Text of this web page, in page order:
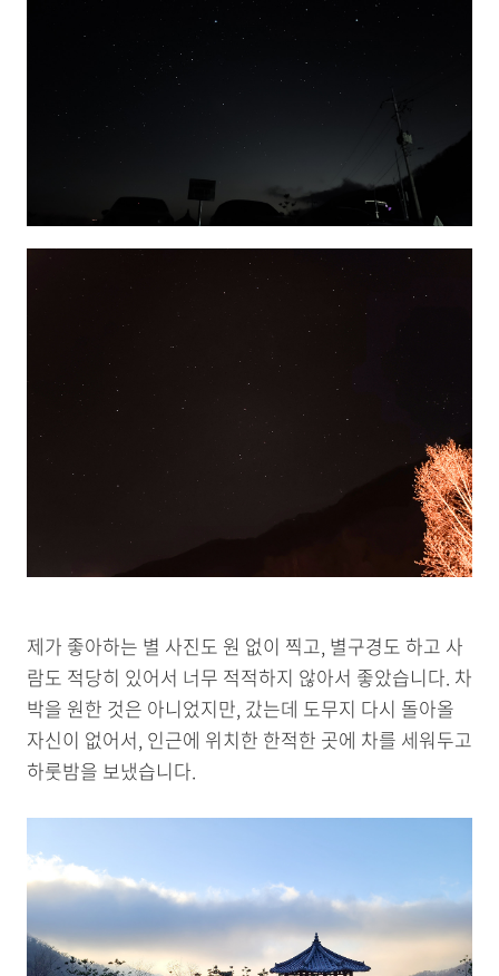
제가 좋아하는 별 사진도 원 없이 찍고, 별구경도 하고 사
람도 적당히 있어서 너무 적적하지 않아서 좋았습니다. 차
박을 원한 것은 아니었지만, 갔는데 도무지 다시 돌아올
자신이 없어서, 인근에 위치한 한적한 곳에 차를 세워두고
하룻밤을 보냈습니다.